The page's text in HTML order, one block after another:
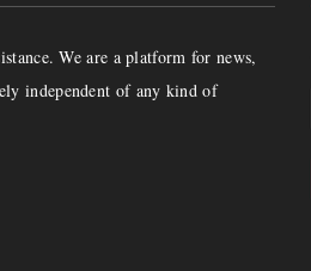
We are a platform for news,
independent of any kind of